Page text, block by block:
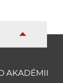
AKADÉMII